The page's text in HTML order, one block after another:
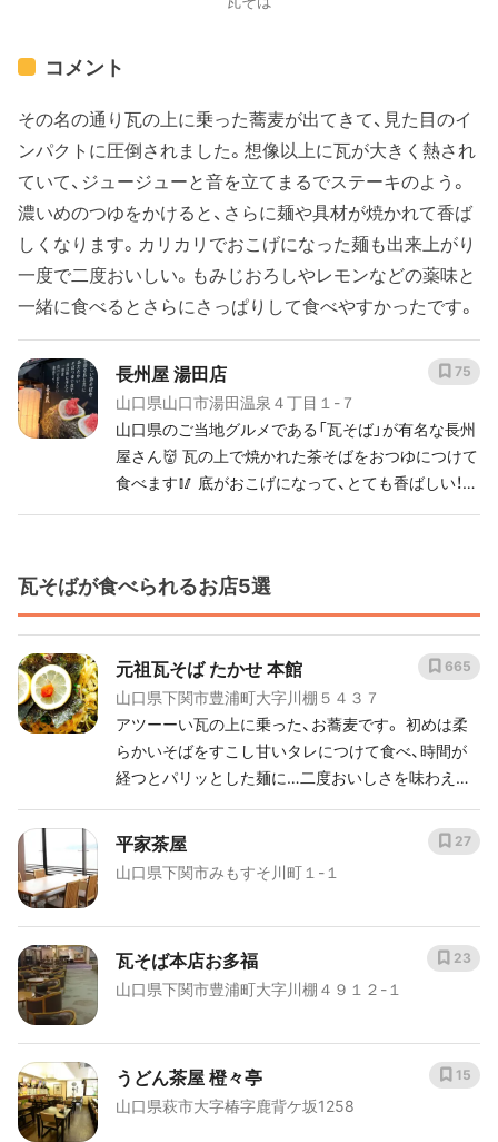
コメント
その名の通り瓦の上に乗った蕎麦が出てきて、見た目のイ
ンパクトに圧倒されました。想像以上に瓦が大きく熱され
ていて、ジュージューと音を立てまるでステーキのよう。
濃いめのつゆをかけると、さらに麺や具材が焼かれて香ば
しくなります。カリカリでおこげになった麺も出来上がり
一度で二度おいしい。もみじおろしやレモンなどの薬味と
一緒に食べるとさらにさっぱりして食べやすかったです。
長州屋 湯田店
山口県山口市湯田温泉４丁目１-７
山口県のご当地グルメである「瓦そば」が有名な長州
屋さん👹 瓦の上で焼かれた茶そばをおつゆにつけて
食べます🥢 底がおこげになって、とても香ばしい！
もみじおろしとレモンなどの薬味を一緒に食べると
隣にパーキングがありました🚗🅿️
75
瓦そばが食べられるお店5選
元祖瓦そば たかせ 本館
山口県下関市豊浦町大字川棚５４３７
アツーーい瓦の上に乗った、お蕎麦です。 初めは柔
らかいそばをすこし甘いタレにつけて食べ、時間が
経つとパリッとした麺に…二度おいしさを味わえま
す✨ これぞ、旅行に来たぞ！といった名物品ですね😃
元祖瓦そばですが店舗がいくつかあり、よく一番混
んでると言われてるのが本館です。 別館も味おとら
ず、美味しい瓦そば、うなぎ飯を頂けます。瓦そばを
665
平家茶屋
山口県下関市みもすそ川町１-１
27
瓦そば本店お多福
山口県下関市豊浦町大字川棚４９１２-１
23
うどん茶屋 橙々亭
山口県萩市大字椿字鹿背ケ坂1258
15